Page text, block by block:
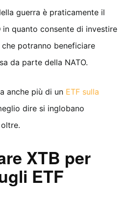
guerra è praticamente il
in quanto consente di investire
potranno beneficiare
da parte della NATO.
anche più di un ETF sulla
dire si inglobano
XTB per
ETF